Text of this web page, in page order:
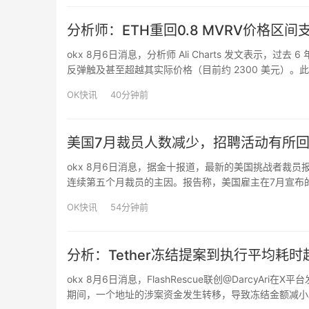
分析师：ETH重回0.8 MVRV价格区间
okx 8月6日消息，分析师 Ali Charts 发文表示，过去 6
反弹触及甚至超越其实际价格（目前约 2300 美元）。
OK快讯 40分钟前
美国7月裁员人数减少，招聘活动有所
okx 8月6日消息，据金十报道，最新的美国挑战者裁员
连续第五个月裁员的主因。报告称，美国雇主在7月宣
OK快讯 54分钟前
分析：Tether冻结提案到执行平均耗
okx 8月6日消息，FlashRescue联创@DarcyAri在X平
期间，一个地址的涉案资金发生转移，导致冻结金额减